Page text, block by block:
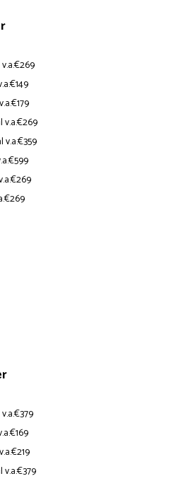
v.a.€269
v.a.€359
v.a.€379